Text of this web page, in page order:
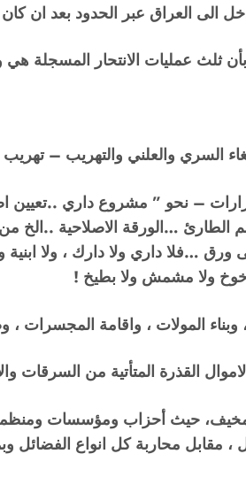
العراق عبر الحدود بعد ان كان
ثلث عمليات الانتحار
السري والعلني والتهريب –
– نحو ” مشروع داري ..تعيين
…الورقة الاصلاحية ..الخ
…فلا داري ولا دارك ، ولا ابنية
خوخ ولا مشمش ولا بطيخ !
وبناء المولات ، واقامة المجسرات
المتأتية من السرقات
حيث أحزاب ومؤسسات ومنظمات
، مقابل محاربة كل انواع